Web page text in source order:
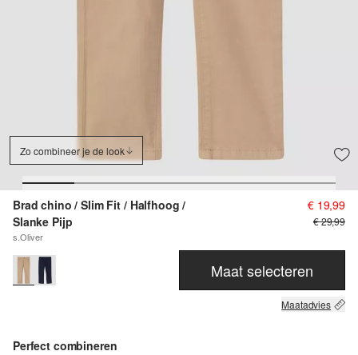
Zo combineer je de look
Brad chino / Slim Fit / Halfhoog /
Slanke Pijp
s.Oliver
€ 19,99
€ 29,99
Maat selecteren
Maatadvies
Perfect combineren